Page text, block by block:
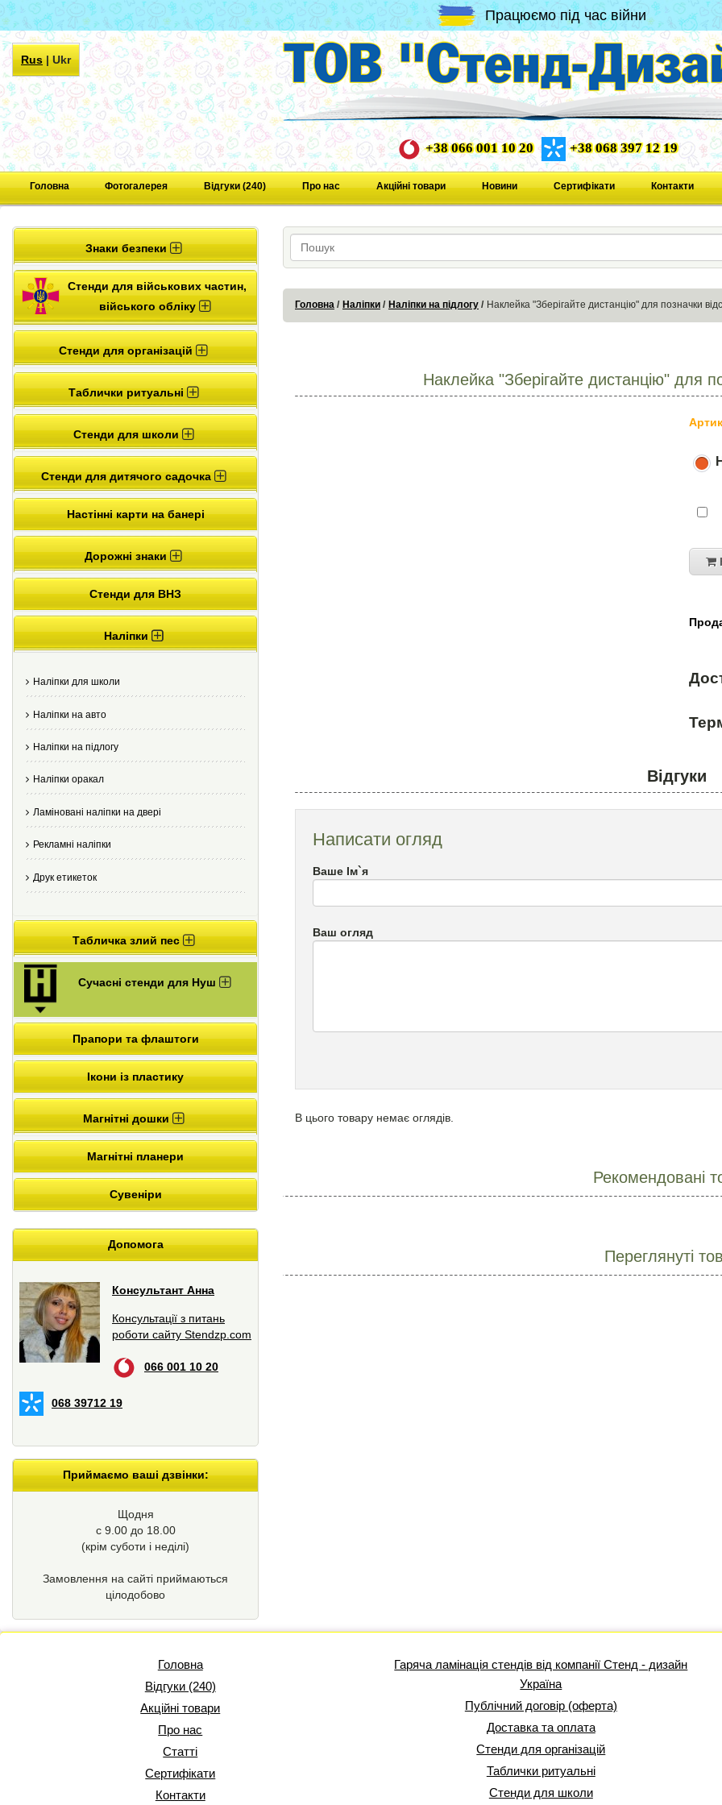
Працюємо під час війни
Rus|Ukr
+38 066 001 10 20 +38 068 397 12 19
Головна Фотогалерея Відгуки (240) Про нас Акційні товари Новини Сертифікати Контакти
Знаки безпеки
Стенди для військових частин,
війського обліку
Стенди для організацій
Таблички ритуальні
Стенди для школи
Стенди для дитячого садочка
Настінні карти на банері
Дорожні знаки
Стенди для ВНЗ
Наліпки
Наліпки для школи
Наліпки на авто
Наліпки на підлогу
Наліпки оракал
Ламіновані наліпки на двері
Рекламні наліпки
Друк етикеток
Табличка злий пес
Сучасні стенди для Нуш
Прапори та флаштоги
Ікони із пластику
Магнітні дошки
Магнітні планери
Сувеніри
Допомога
Консультант Анна
Консультації з питань
роботи сайту Stendzp.com
066 001 10 20
068 39712 19
Приймаємо ваші дзвінки:
Щодня
с 9.00 до 18.00
(крім суботи і неділі)
Замовлення на сайті приймаються
цілодобово
Головна Наліпки Наліпки на підлогу Наклейка "Зберігайте дистанцію" для позначки
Наклейка "Зберігайте дистанцію" для
Відгуки
Написати огляд
Ваше Ім`я
Ваш огляд
В цього товару немає оглядів.
Рекомендовані
Переглянуті
Головна
Відгуки (240)
Акційні товари
Про нас
Статті
Сертифікати
Контакти
Гаряча ламінація стендів від компанії Стенд - дизайн
Україна
Публічний договір (оферта)
Доставка та оплата
Стенди для організацій
Таблички ритуальні
Стенди для школи